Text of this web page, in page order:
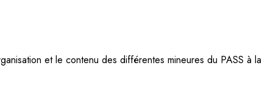
et le contenu des différentes mineures du PASS à la